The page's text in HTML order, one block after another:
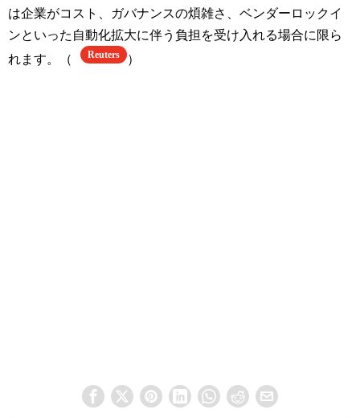
は企業がコスト、ガバナンスの煩雑さ、ベンダーロックイ
ンといった自動化拡大に伴う負担を受け入れる場合に限ら
れます。（
Reuters ）